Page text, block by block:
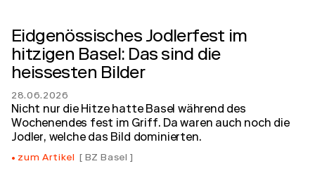
Eidgenössisches Jodlerfest im
hitzigen Basel: Das sind die
heissesten Bilder
28.06.2026
Nicht nur die Hitze hatte Basel während des
Wochenendes fest im Griff. Da waren auch noch die
Jodler, welche das Bild dominierten.
zum Artikel BZ Basel